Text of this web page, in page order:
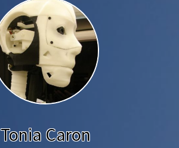
Tonia Caron